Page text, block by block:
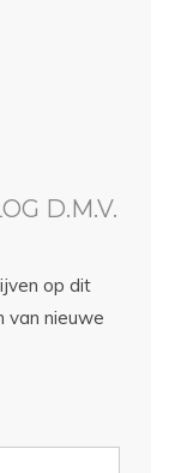
D.M.V.
op dit
van nieuwe